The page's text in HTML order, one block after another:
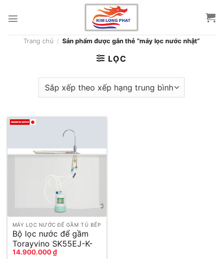
Trang chủ / Sản phẩm được gắn thẻ “máy lọc nước nhật”
LỌC
MÁY LỌC NƯỚC ĐỂ GẦM TỦ BẾP
Bộ lọc nước để gầm
Torayvino SK55EJ-K-
3SET
14.900.000₫